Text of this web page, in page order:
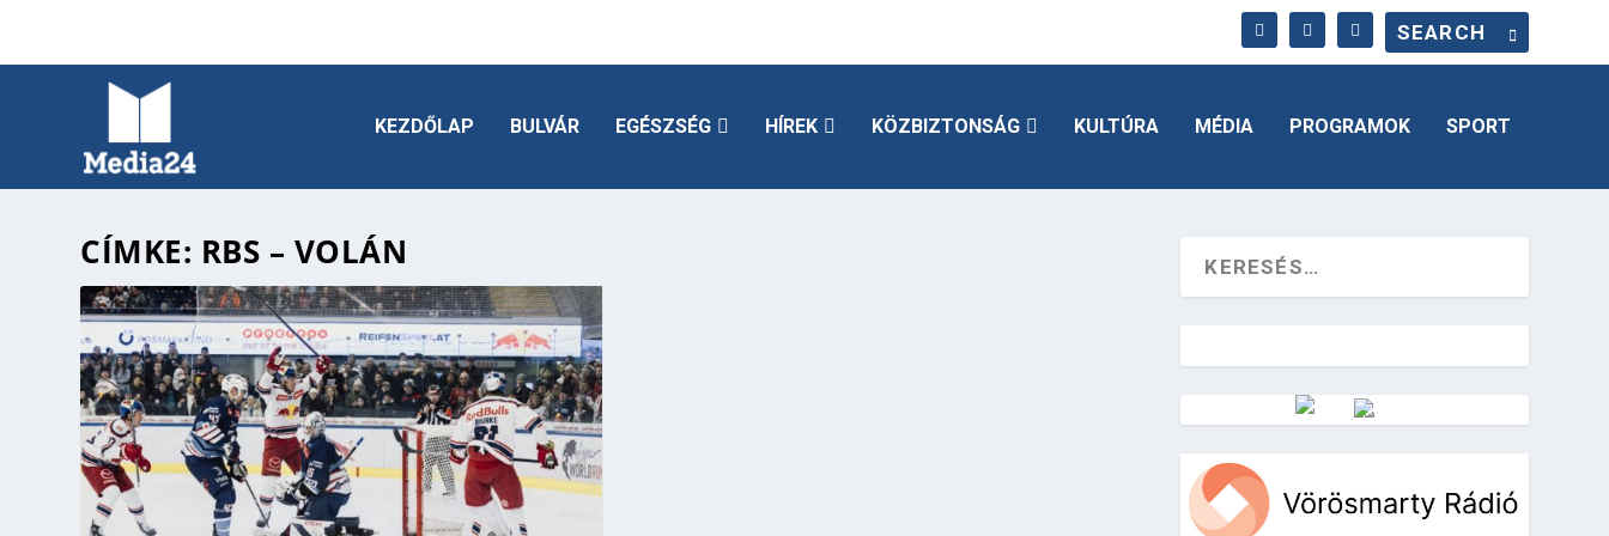
KEZDŐLAP BULVÁR EGÉSZSÉG HÍREK KÖZBIZTONSÁG KULTÚRA MÉDIA PROGRAMOK SPORT
CÍMKE: RBS – VOLÁN
Vörösmarty Rádió